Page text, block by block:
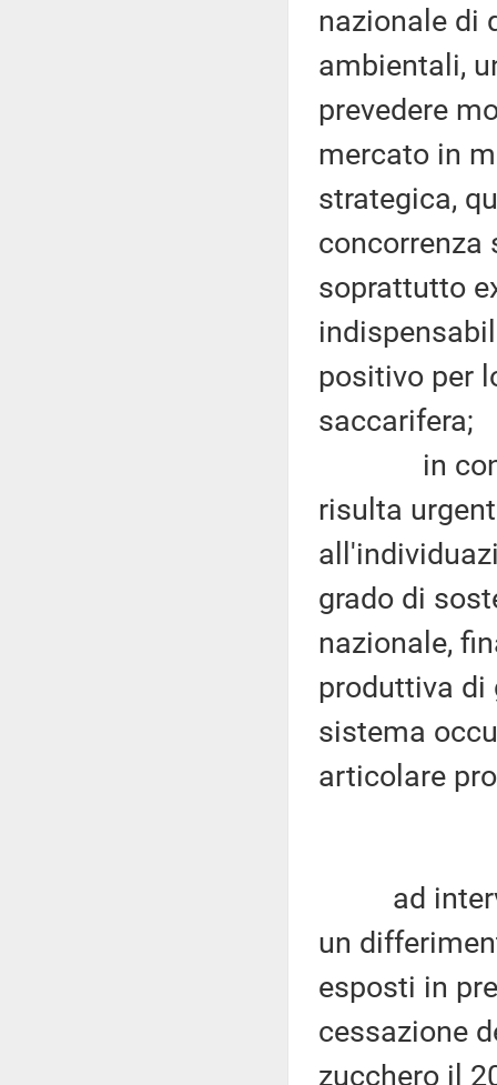
nazionale di
ambientali,
prevedere
mercato in
strategica,
concorrenza
soprattutto
positivo per
saccarifera;
in
risulta
grado di
nazionale,
produttiva di
sistema
articolare
ad
un
esposti in
cessazione
zucchero il